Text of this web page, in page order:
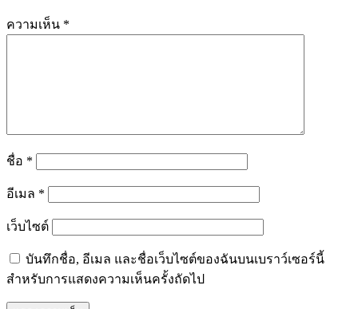
ความเห็น *
ชื่อ *
อีเมล *
เว็บไซต์
บันทึกชื่อ, อีเมล และชื่อเว็บไซต์ของฉันบนเบราว์เซอร์นี้
สำหรับการแสดงความเห็นครั้งถัดไป